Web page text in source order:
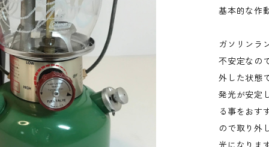
基本的な作
ガソリンラ
不安定なの
外した状態
発光が安定
る事をおす
ので取り外